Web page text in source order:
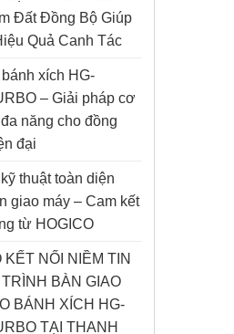
Đất Đồng Bộ Giúp
Quả Canh Tác
xích HG-
– Giải pháp cơ
năng cho đồng
đại
thuật toàn diện
giao máy – Cam kết
từ HOGICO
KẾT NỐI NIỀM TIN
BÀN GIAO
BÁNH XÍCH HG-
TẠI THANH